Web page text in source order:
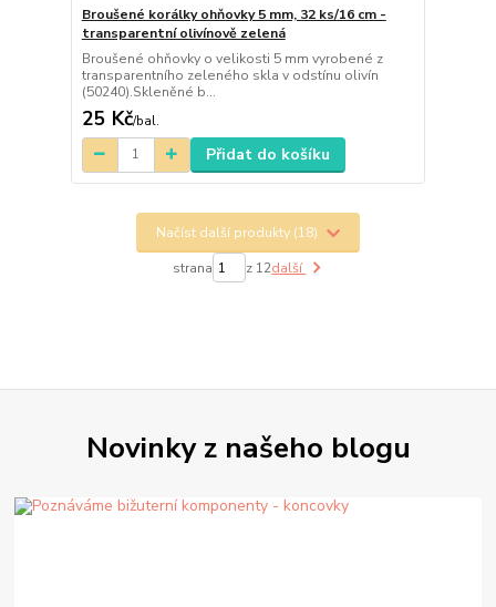
Broušené korálky ohňovky 5 mm, 32 ks/16 cm -
transparentní olivínově zelená
Broušené ohňovky o velikosti 5 mm vyrobené z
transparentního zeleného skla v odstínu olivín
(50240).Skleněné b...
25 Kč/bal.
Přidat do košíku
Načíst další produkty (18)
strana z 12další
Novinky z našeho blogu